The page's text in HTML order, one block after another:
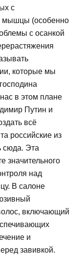
с
мышцы (особенно
с осанкой
которые мы
в этом плане
Путин и
всё
российские из
сюда. Эта
значительного
над
В салоне
включающий
и
завивкой.